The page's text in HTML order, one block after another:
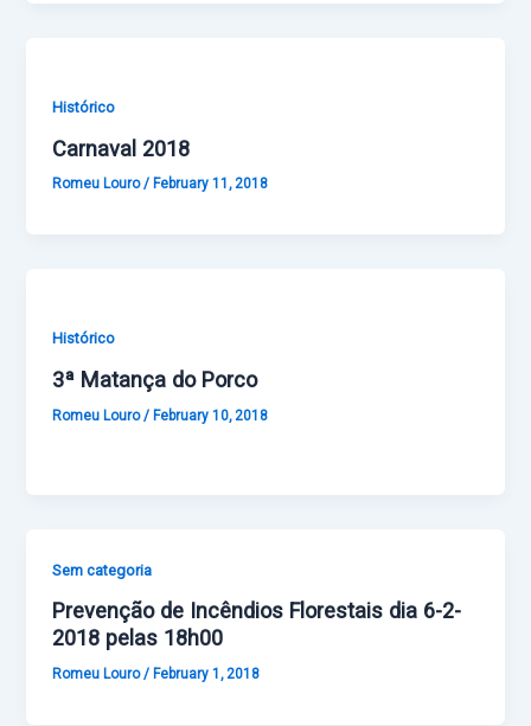
Histórico
Carnaval 2018
Romeu Louro/ February 11, 2018
Histórico
3ª Matança do Porco
Romeu Louro/ February 10, 2018
Sem categoria
Prevenção de Incêndios Florestais dia 6-2-
2018 pelas 18h00
Romeu Louro/ February 1, 2018